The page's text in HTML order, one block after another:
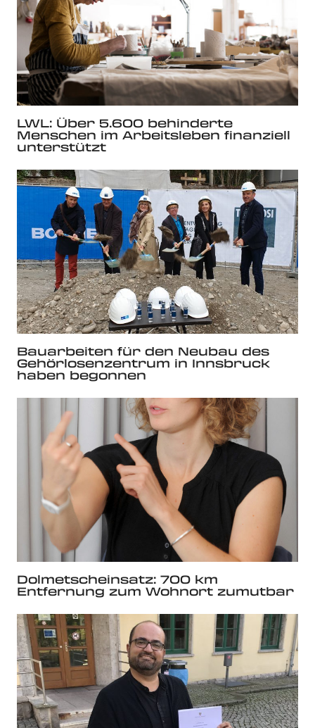
LWL: Über 5.600 behinderte
Menschen im Arbeitsleben finanziell
unterstützt
Bauarbeiten für den Neubau des
Gehörlosenzentrum in Innsbruck
haben begonnen
Dolmetscheinsatz: 700 km
Entfernung zum Wohnort zumutbar